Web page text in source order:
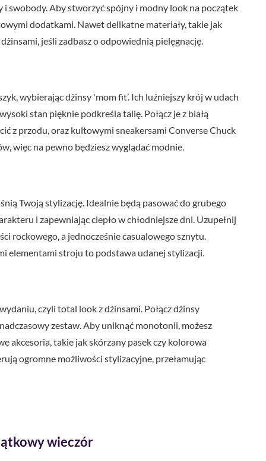
swobody. Aby stworzyć spójny i modny look na początek
dodatkami. Nawet delikatne materiały, takie jak
jeśli zadbasz o odpowiednią pielęgnację.
wybierając dżinsy 'mom fit’. Ich luźniejszy krój w udach
stan pięknie podkreśla talię. Połącz je z białą
z przodu, oraz kultowymi sneakersami Converse Chuck
więc na pewno będziesz wyglądać modnie.
Twoją stylizację. Idealnie będą pasować do grubego
i zapewniając ciepło w chłodniejsze dni. Uzupełnij
rockowego, a jednocześnie casualowego sznytu.
elementami stroju to podstawa udanej stylizacji.
czyli total look z dżinsami. Połącz dżinsy
zestaw. Aby uniknąć monotonii, możesz
akcesoria, takie jak skórzany pasek czy kolorowa
ogromne możliwości stylizacyjne, przełamując
wieczór